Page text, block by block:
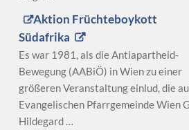
Aktion Früchteboykott
Südafrika
Es war 1981, als die Antiapartheid-
Bewegung (AABiÖ) in Wien zu einer
größeren Veranstaltung einlud, die
Evangelischen Pfarrgemeinde Wien
Hildegard …